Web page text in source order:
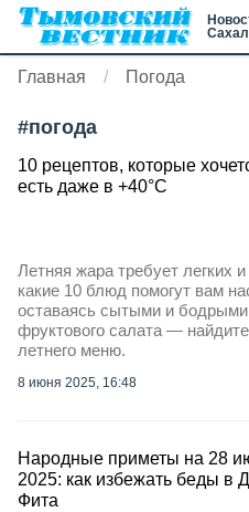
Главная Погода
#погода
10 рецептов, которые
есть даже в +40°C
Летняя жара требует легких
какие 10 блюд помогут вам
оставаясь сытыми и
фруктового салата —
летнего меню.
8 июня 2025, 16:48
Народные приметы на 28
2025: как избежать беды в
Фита